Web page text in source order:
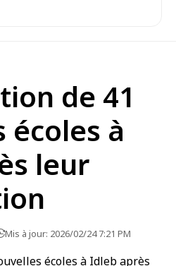
de 41
écoles à
leur
Mis à jour: 2026/02/24 7:21 PM